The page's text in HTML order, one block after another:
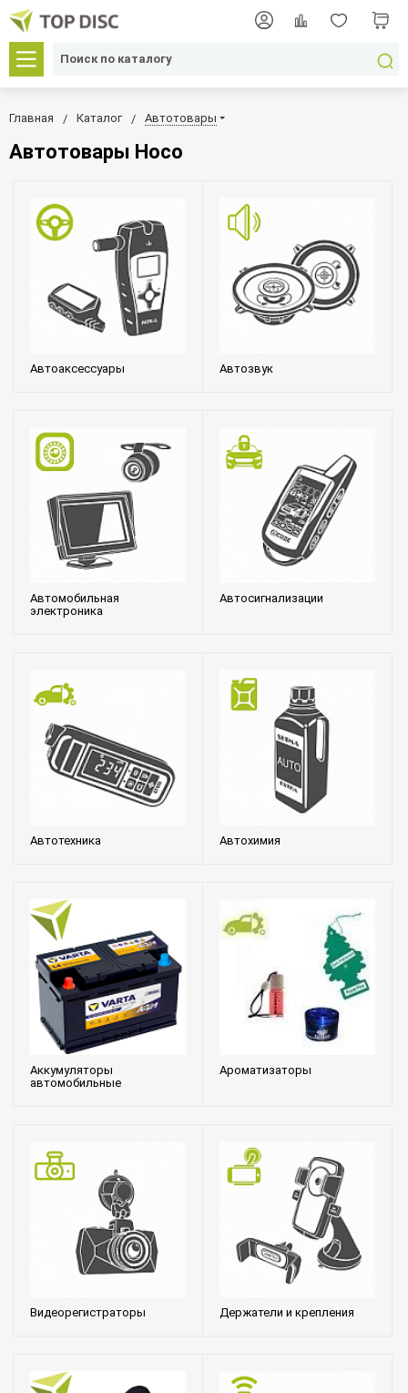
Главная Каталог Автотовары
Автотовары Hoco
Автоаксессуары Автозвук
Автомобильная
электроника
Автосигнализации
Автотехника Автохимия
Аккумуляторы
автомобильные
Ароматизаторы
Видеорегистраторы Держатели и крепления